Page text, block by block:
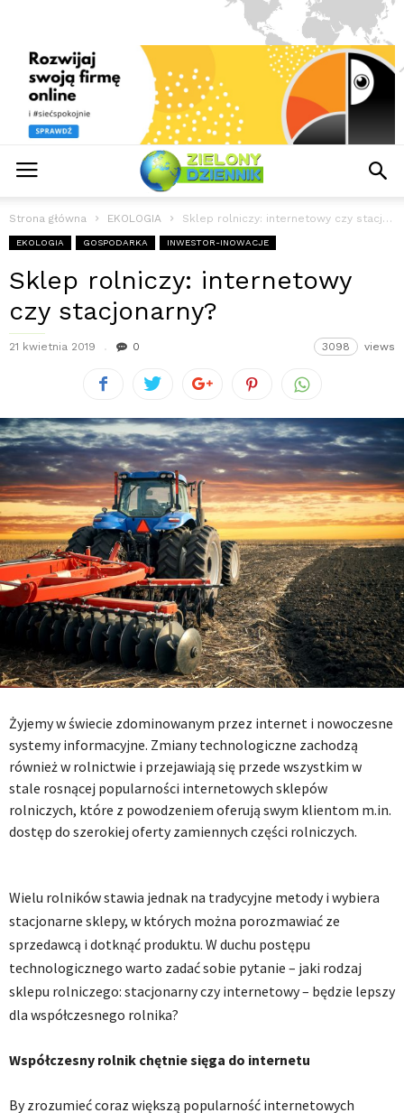
Strona główna EKOLOGIA Sklep rolniczy: internetowy czy stacjonarny?
EKOLOGIA GOSPODARKA INWESTOR-INOWACJE
Sklep rolniczy: internetowy
czy stacjonarny?
21 kwietnia 2019 0 3098 views
Żyjemy w świecie zdominowanym przez internet i nowoczesne
systemy informacyjne. Zmiany technologiczne zachodzą
również w rolnictwie i przejawiają się przede wszystkim w
stale rosnącej popularności internetowych sklepów
rolniczych, które z powodzeniem oferują swym klientom m.in.
dostęp do szerokiej oferty zamiennych części rolniczych.
Wielu rolników stawia jednak na tradycyjne metody i wybiera
stacjonarne sklepy, w których można porozmawiać ze
sprzedawcą i dotknąć produktu. W duchu postępu
technologicznego warto zadać sobie pytanie – jaki rodzaj
sklepu rolniczego: stacjonarny czy internetowy – będzie lepszy
dla współczesnego rolnika?
Współczesny rolnik chętnie sięga do internetu
By zrozumieć coraz większą popularność internetowych